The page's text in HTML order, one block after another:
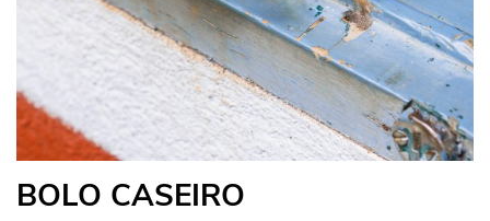
BOLO CASEIRO